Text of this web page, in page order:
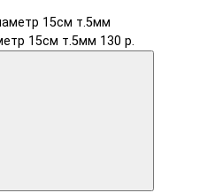
15см т.5мм 130 р.